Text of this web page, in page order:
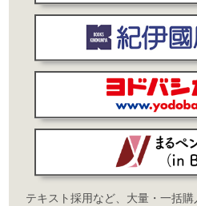
テキスト採用など、大量・一括